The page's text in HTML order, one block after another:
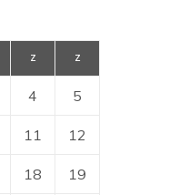
Z Z
4 5
11 12
18 19